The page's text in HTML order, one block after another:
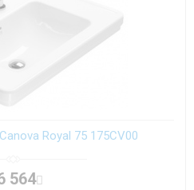
Royal 75 175CV00
564